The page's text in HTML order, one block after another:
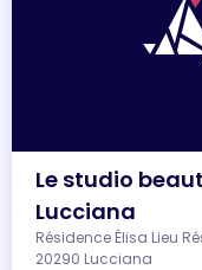
Le studio
Lucciana
Résidence Élisa Lieu
20290 Lucciana